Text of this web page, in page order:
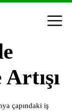
çapındaki iş